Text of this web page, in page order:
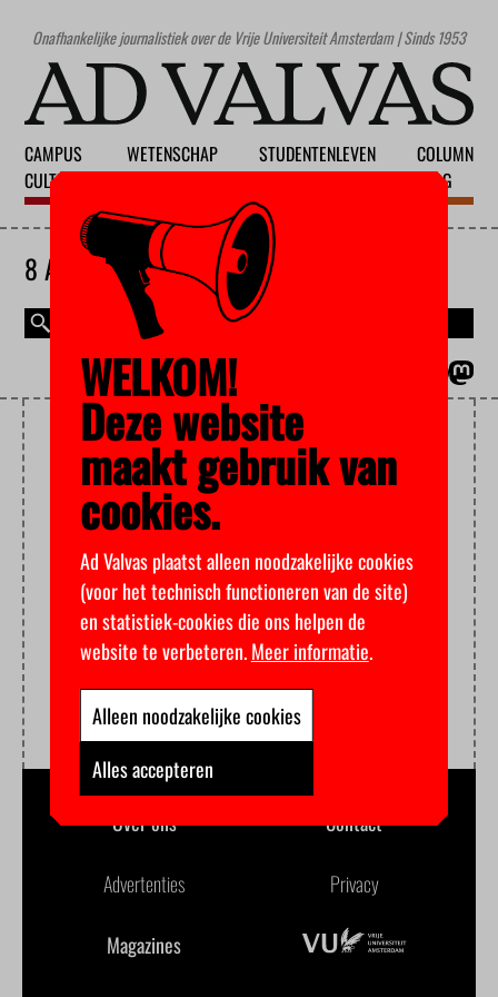
Onafhankelijke journalistiek over de Vrije Universiteit Amsterdam | Sinds 1953
CAMPUS
CULTUUR
WETENSCHAP
STUDENTENLEVEN
COLUMN
BLOG
8 AUGUSTUS 2026
NZA
Over ons Contact
Advertenties Privacy
Magazines
WELKOM!
Deze website
maakt gebruik van
cookies.
Ad Valvas plaatst alleen noodzakelijke cookies
(voor het technisch functioneren van de site)
en statistiek-cookies die ons helpen de
website te verbeteren.Meer informatie.
Alleen noodzakelijke cookies
Alles accepteren